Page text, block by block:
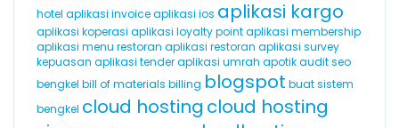
hotel aplikasi invoiceaplikasi ios aplikasi kargo
aplikasi koperasi aplikasi loyalty pointaplikasi membership
aplikasi menu restoran aplikasi restoran aplikasi survey
kepuasan aplikasi tenderaplikasi umrah apotikaudit seo
bengkel bill of materials billing blogspot buat sistem
bengkel cloud hosting cloud hosting